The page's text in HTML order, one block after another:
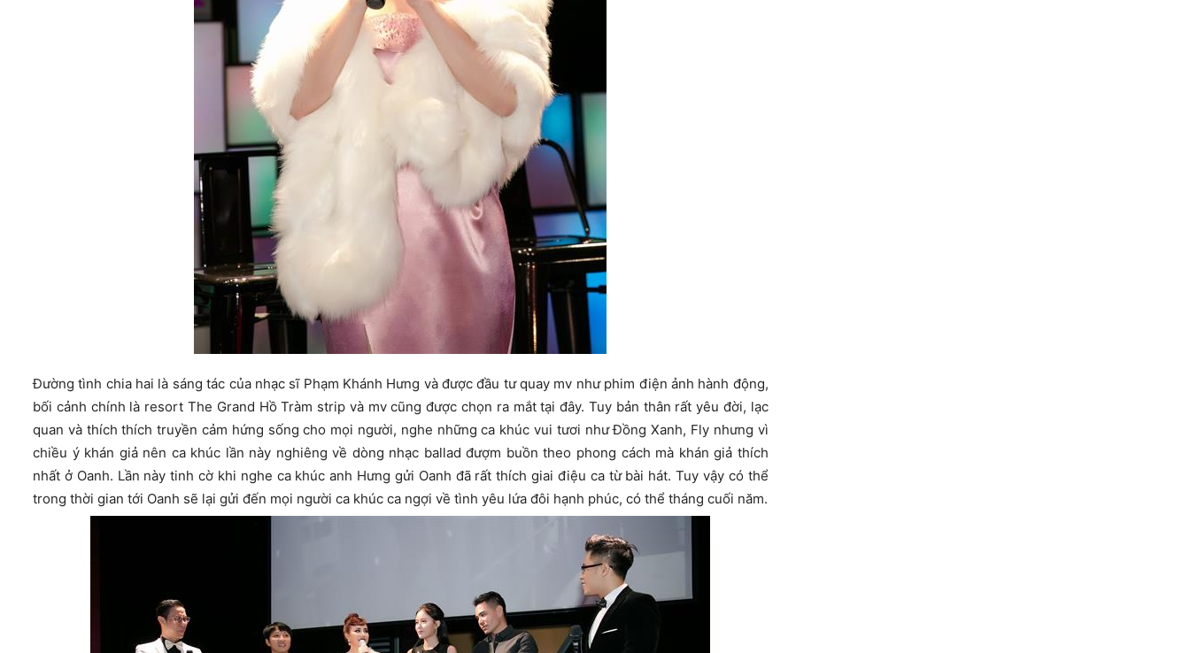
Đường tình chia hai là sáng tác của nhạc sĩ Phạm Khánh Hưng và được đầu tư quay mv như phim điện ảnh hành động,
bối cảnh chính là resort The Grand Hồ Tràm strip và mv cũng được chọn ra mắt tại đây. Tuy bản thân rất yêu đời, lạc
quan và thích thích truyền cảm hứng sống cho mọi người, nghe những ca khúc vui tươi như Đồng Xanh, Fly nhưng vì
chiều ý khán giả nên ca khúc lần này nghiêng về dòng nhạc ballad đượm buồn theo phong cách mà khán giả thích
nhất ở Oanh. Lần này tinh cờ khi nghe ca khúc anh Hưng gửi Oanh đã rất thích giai điệu ca từ bài hát. Tuy vậy có thể
trong thời gian tới Oanh sẽ lại gửi đến mọi người ca khúc ca ngợi về tình yêu lứa đôi hạnh phúc, có thể tháng cuối năm.